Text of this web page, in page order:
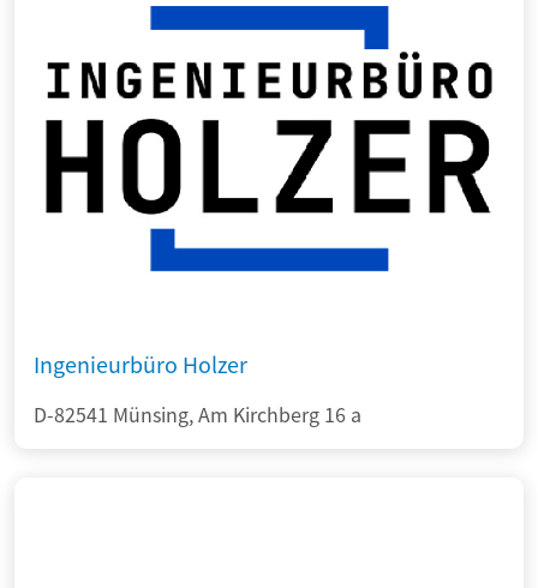
Ingenieurbüro Holzer
D-82541 Münsing, Am Kirchberg 16 a